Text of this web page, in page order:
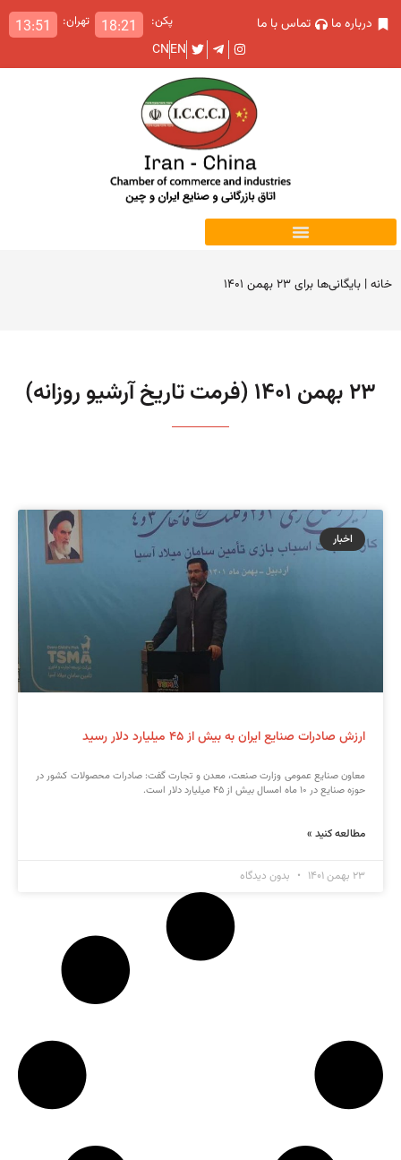
درباره ما تماس با ما پکن: 18:21 تهران: 13:51
EN
CN
خانه| بایگانی‌ها برای ۲۳ بهمن ۱۴۰۱
۲۳ بهمن ۱۴۰۱ (فرمت تاریخ آرشیو روزانه)
اخبار
ارزش صادرات صنایع ایران به بیش از ۴۵ میلیارد دلار رسید
معاون صنایع عمومی وزارت صنعت، معدن و تجارت گفت: صادرات محصولات کشور در
حوزه صنایع در ۱۰ ماه امسال بیش از ۴۵ میلیارد دلار است.
مطالعه کنید »
۲۳ بهمن ۱۴۰۱ بدون دیدگاه